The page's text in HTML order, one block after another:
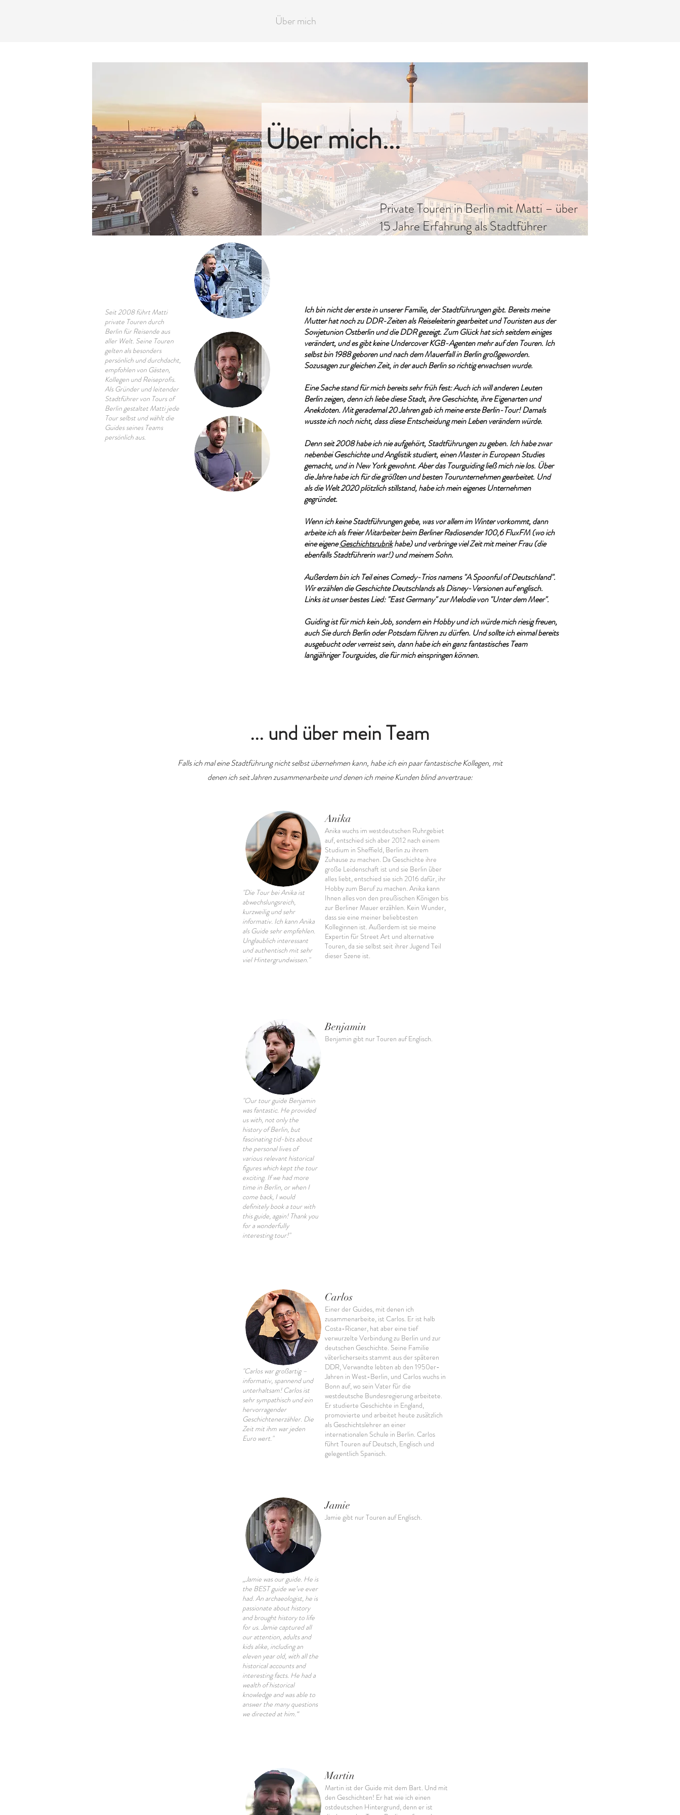
Über mich
Seit 2008 führt Matti
private Touren durch
Berlin für Reisende aus
aller Welt. Seine Touren
gelten als besonders
persönlich und durchdacht,
empfohlen von Gästen,
Kollegen und Reiseprofis.
Als Gründer und leitender
Stadtführer von Tours of
Berlin gestaltet Matti jede
Tour selbst und wählt die
Guides seines Teams
persönlich aus.
Über mich...
Private Touren in Berlin mit Matti – über
15 Jahre Erfahrung als Stadtführer
Ich bin nicht der erste in unserer Familie, der Stadtführungen gibt. Bereits meine
Mutter hat noch zu DDR-Zeiten als Reiseleiterin gearbeitet und Touristen aus der
Sowjetunion Ostberlin und die DDR gezeigt. Zum Glück hat sich seitdem einiges
verändert, und es gibt keine Undercover KGB-Agenten mehr auf den Touren. Ich
selbst bin 1988 geboren und nach dem Mauerfall in Berlin großgeworden.
Sozusagen zur gleichen Zeit, in der auch Berlin so richtig erwachsen wurde.
Eine Sache stand für mich bereits sehr früh fest: Auch ich will anderen Leuten
Berlin zeigen, denn ich liebe diese Stadt, ihre Geschichte, ihre Eigenarten und
Anekdoten. Mit gerademal 20 Jahren gab ich meine erste Berlin-Tour! Damals
wusste ich noch nicht, dass diese Entscheidung mein Leben verändern würde.
Denn seit 2008 habe ich nie aufgehört, Stadtführungen zu geben. Ich habe zwar
nebenbei Geschichte und Anglistik studiert, einen Master in European Studies
gemacht, und in New York gewohnt. Aber das Tourguiding ließ mich nie los. Über
die Jahre habe ich für die größten und besten Tourunternehmen gearbeitet. Und
als die Welt 2020 plötzlich stillstand, habe ich mein eigenes Unternehmen
gegründet.
Wenn ich keine Stadtführungen gebe, was vor allem im Winter vorkommt, dann
arbeite ich als freier Mitarbeiter beim Berliner Radiosender 100,6 FluxFM (wo ich
eine eigeneGeschichtsrubrikhabe) und verbringe viel Zeit mit meiner Frau (die
ebenfalls Stadtführerin war!) und meinem Sohn.
Außerdem bin ich Teil eines Comedy-Trios namens "A Spoonful of Deutschland".
Wir erzählen die Geschichte Deutschlands als Disney-Versionen auf englisch.
Links ist unser bestes Lied: "East Germany" zur Melodie von "Unter dem Meer".
Guiding ist für mich kein Job, sondern ein Hobby und ich würde mich riesig freuen,
auch Sie durch Berlin oder Potsdam führen zu dürfen. Und sollte ich einmal bereits
ausgebucht oder verreist sein, dann habe ich ein ganz fantastisches Team
langjähriger Tourguides, die für mich einspringen können.
... und über mein Team
Falls ich mal eine Stadtführung nicht selbst übernehmen kann, habe ich ein paar fantastische Kollegen, mit
denen ich seit Jahren zusammenarbeite und denen ich meine Kunden blind anvertraue:
"Die Tour bei Anika ist
abwechslungsreich,
kurzweilig und sehr
informativ. Ich kann Anika
als Guide sehr empfehlen.
Unglaublich interessant
und authentisch mit sehr
viel Hintergrundwissen."
Anika
Anika wuchs im westdeutschen Ruhrgebiet
auf, entschied sich aber 2012 nach einem
Studium in Sheffield, Berlin zu ihrem
Zuhause zu machen. Da Geschichte ihre
große Leidenschaft ist und sie Berlin über
alles liebt, entschied sie sich 2016 dafür, ihr
Hobby zum Beruf zu machen. Anika kann
Ihnen alles von den preußischen Königen bis
zur Berliner Mauer erzählen. Kein Wunder,
dass sie eine meiner beliebtesten
Kolleginnen ist. Außerdem ist sie meine
Expertin für Street Art und alternative
Touren, da sie selbst seit ihrer Jugend Teil
dieser Szene ist.
"Our tour guide Benjamin
was fantastic. He provided
us with, not only the
history of Berlin, but
fascinating tid-bits about
the personal lives of
various relevant historical
figures which kept the tour
exciting. If we had more
time in Berlin, or when I
come back, I would
definitely book a tour with
this guide, again! Thank you
for a wonderfully
interesting tour!"
Benjamin
Benjamin gibt nur Touren auf Englisch.
"Carlos war großartig –
informativ, spannend und
unterhaltsam! Carlos ist
sehr sympathisch und ein
hervorragender
Geschichtenerzähler. Die
Zeit mit ihm war jeden
Euro wert."
Carlos
Einer der Guides, mit denen ich
zusammenarbeite, ist Carlos. Er ist halb
Costa-Ricaner, hat aber eine tief
verwurzelte Verbindung zu Berlin und zur
deutschen Geschichte. Seine Familie
väterlicherseits stammt aus der späteren
DDR, Verwandte lebten ab den 1950er-
Jahren in West-Berlin, und Carlos wuchs in
Bonn auf, wo sein Vater für die
westdeutsche Bundesregierung arbeitete.
Er studierte Geschichte in England,
promovierte und arbeitet heute zusätzlich
als Geschichtslehrer an einer
internationalen Schule in Berlin. Carlos
führt Touren auf Deutsch, Englisch und
gelegentlich Spanisch.
„Jamie was our guide. He is
the BEST guide we’ve ever
had. An archaeologist, he is
passionate about history
and brought history to life
for us. Jamie captured all
our attention, adults and
kids alike, including an
eleven year old, with all the
historical accounts and
interesting facts. He had a
wealth of historical
knowledge and was able to
answer the many questions
we directed at him.“
Jamie
Jamie gibt nur Touren auf Englisch.
Martin
Martin ist der Guide mit dem Bart. Und mit
den Geschichten! Er hat wie ich einen
ostdeutschen Hintergrund, denn er ist